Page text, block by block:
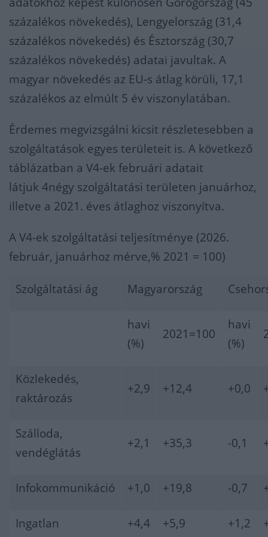
százalékos növekedés), Lengyelország (31,4
százalékos növekedés) és Észtország (30,7
százalékos növekedés) adatai javultak. A
magyar növekedés az EU-s átlag körüli, 17,1
százalékos az elmúlt 5 év viszonylatában.
Érdemes megvizsgálni kicsit részletesebben a
szolgáltatások egyes területeit is. A következő
táblázatban a V4-ek februári adatait
látjuk 4négy szolgáltatási területen januárhoz,
illetve a 2021. éves átlaghoz viszonyítva.
A V4-ek szolgáltatási teljesítménye (2026.
február, januárhoz mérve,% 2021 = 100)
Szolgáltatási ág Magyarország
havi
(%)
2021=100
havi
(%)
Közlekedés,
raktározás
+2,9 +12,4 +0,0
Szálloda,
vendéglátás
+2,1 +35,3 -0,1
Infokommunikáció +1,0 +19,8 -0,7
Ingatlan +4,4 +5,9 +1,2